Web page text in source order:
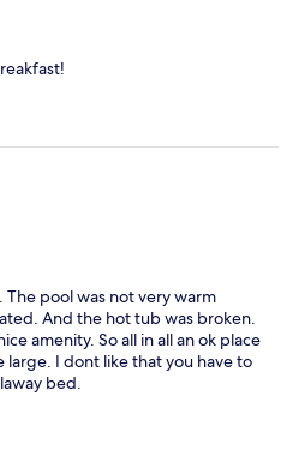
The pool was not very warm
And the hot tub was broken.
amenity. So all in all an ok place
large. I dont like that you have to
bed.